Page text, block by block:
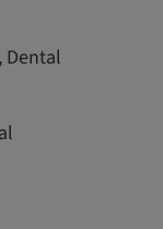
Dental